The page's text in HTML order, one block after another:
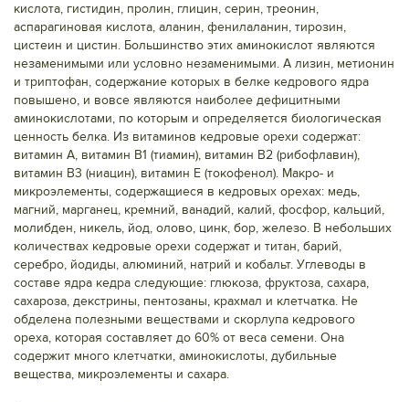
кислота, гистидин, пролин, глицин, серин, треонин,
аспарагиновая кислота, аланин, фенилаланин, тирозин,
цистеин и цистин. Большинство этих аминокислот являются
незаменимыми или условно незаменимыми. А лизин, метионин
и триптофан, содержание которых в белке кедрового ядра
повышено, и вовсе являются наиболее дефицитными
аминокислотами, по которым и определяется биологическая
ценность белка. Из витаминов кедровые орехи содержат:
витамин А, витамин В1 (тиамин), витамин В2 (рибофлавин),
витамин В3 (ниацин), витамин Е (токофенол). Макро- и
микроэлементы, содержащиеся в кедровых орехах: медь,
магний, марганец, кремний, ванадий, калий, фосфор, кальций,
молибден, никель, йод, олово, цинк, бор, железо. В небольших
количествах кедровые орехи содержат и титан, барий,
серебро, йодиды, алюминий, натрий и кобальт. Углеводы в
составе ядра кедра следующие: глюкоза, фруктоза, сахара,
сахароза, декстрины, пентозаны, крахмал и клетчатка. Не
обделена полезными веществами и скорлупа кедрового
ореха, которая составляет до 60% от веса семени. Она
содержит много клетчатки, аминокислоты, дубильные
вещества, микроэлементы и сахара.